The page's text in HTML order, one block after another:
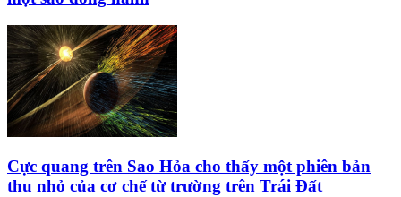
Cực quang trên Sao Hỏa cho thấy một phiên bản
thu nhỏ của cơ chế từ trường trên Trái Đất